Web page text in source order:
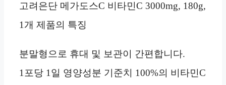
고려은단 메가도스C 비타민C 3000mg, 180g,
1개 제품의 특징
분말형으로 휴대 및 보관이 간편합니다.
1포당 1일 영양성분 기준치 100%의 비타민C